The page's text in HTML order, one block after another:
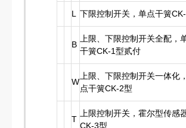
L 下限控制开关，单点干簧
B
上限、下限控制开关全配，
干簧CK-1型贰付
W
上限、下限控制开关一体化
点干簧CK-2型
T
上限控制开关，霍尔型传感
CK-3型